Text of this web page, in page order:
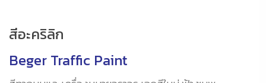
สีอะคริลิก
Beger Traffic Paint